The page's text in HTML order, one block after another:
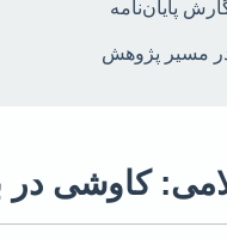
پایان‌نامه
مسیر پژوهش
کاوشی